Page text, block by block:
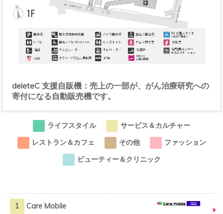
deleteC 支援自販機：売上の一部が、がん治療研究への
寄付になる自動販売機です。
ライフスタイル
サービス＆カルチャー
レストラン＆カフェ
その他
ファッション
ビューティー＆クリニック
1 Care Mobile